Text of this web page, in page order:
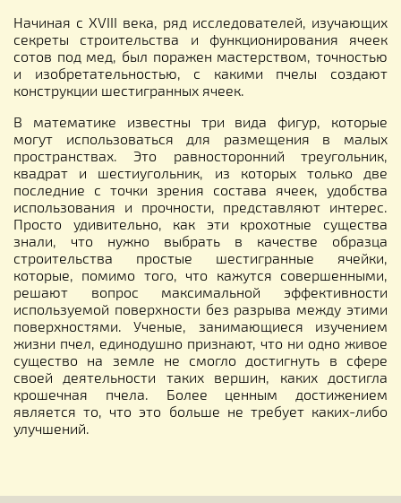
Начиная с XVIII века, ряд исследователей, изучающих
секреты строительства и функционирования ячеек
сотов под мед, был поражен мастерством, точностью
и изобретательностью, с какими пчелы создают
конструкции шестигранных ячеек.
В математике известны три вида фигур, которые
могут использоваться для размещения в малых
пространствах. Это равносторонний треугольник,
квадрат и шестиугольник, из которых только две
последние с точки зрения состава ячеек, удобства
использования и прочности, представляют интерес.
Просто удивительно, как эти крохотные существа
знали, что нужно выбрать в качестве образца
строительства простые шестигранные ячейки,
которые, помимо того, что кажутся совершенными,
решают вопрос максимальной эффективности
используемой поверхности без разрыва между этими
поверхностями. Ученые, занимающиеся изучением
жизни пчел, единодушно признают, что ни одно живое
существо на земле не смогло достигнуть в сфере
своей деятельности таких вершин, каких достигла
крошечная пчела. Более ценным достижением
является то, что это больше не требует каких-либо
улучшений.